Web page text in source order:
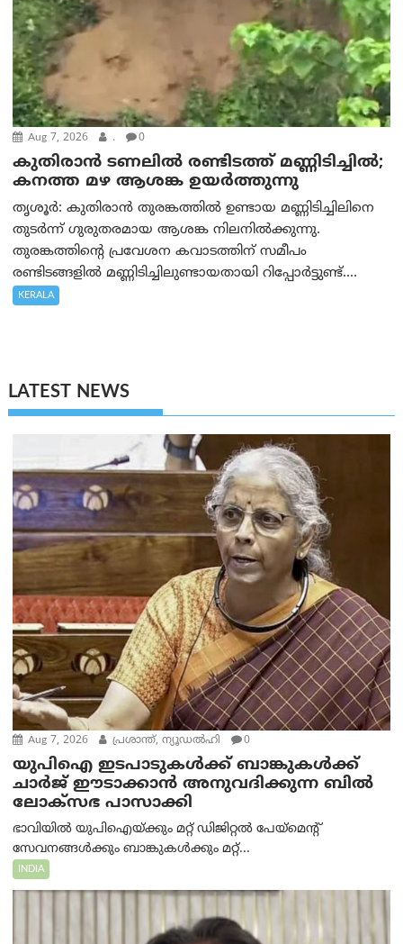
Aug 7, 2026 . 0
കുതിരാൻ ടണലിൽ രണ്ടിടത്ത് മണ്ണിടിച്ചിൽ;
കനത്ത മഴ ആശങ്ക ഉയർത്തുന്നു
തൃശൂർ: കുതിരാൻ തുരങ്കത്തിൽ ഉണ്ടായ മണ്ണിടിച്ചിലിനെ
തുടർന്ന് ഗുരുതരമായ ആശങ്ക നിലനിൽക്കുന്നു.
തുരങ്കത്തിന്റെ പ്രവേശന കവാടത്തിന് സമീപം
രണ്ടിടങ്ങളിൽ മണ്ണിടിച്ചിലുണ്ടായതായി റിപ്പോർട്ടുണ്ട്....
KERALA
LATEST NEWS
Aug 7, 2026 പ്രശാന്ത്, ന്യൂഡല്‍ഹി 0
യുപിഐ ഇടപാടുകൾക്ക് ബാങ്കുകൾക്ക്
ചാർജ് ഈടാക്കാൻ അനുവദിക്കുന്ന ബിൽ
ലോക്‌സഭ പാസാക്കി
ഭാവിയിൽ യുപിഐയ്ക്കും മറ്റ് ഡിജിറ്റൽ പേയ്‌മെന്റ്
സേവനങ്ങൾക്കും ബാങ്കുകൾക്കും മറ്റ്...
INDIA